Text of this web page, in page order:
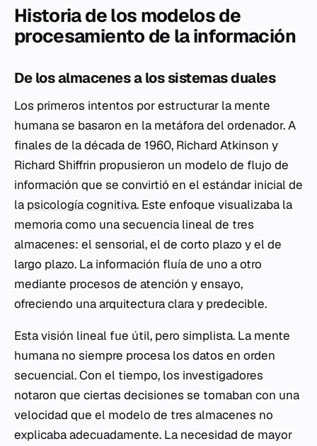
Historia de los modelos de
procesamiento de la información
De los almacenes a los sistemas duales
Los primeros intentos por estructurar la mente
humana se basaron en la metáfora del ordenador. A
finales de la década de 1960, Richard Atkinson y
Richard Shiffrin propusieron un modelo de flujo de
información que se convirtió en el estándar inicial de
la psicología cognitiva. Este enfoque visualizaba la
memoria como una secuencia lineal de tres
almacenes: el sensorial, el de corto plazo y el de
largo plazo. La información fluía de uno a otro
mediante procesos de atención y ensayo,
ofreciendo una arquitectura clara y predecible.
Esta visión lineal fue útil, pero simplista. La mente
humana no siempre procesa los datos en orden
secuencial. Con el tiempo, los investigadores
notaron que ciertas decisiones se tomaban con una
velocidad que el modelo de tres almacenes no
explicaba adecuadamente. La necesidad de mayor